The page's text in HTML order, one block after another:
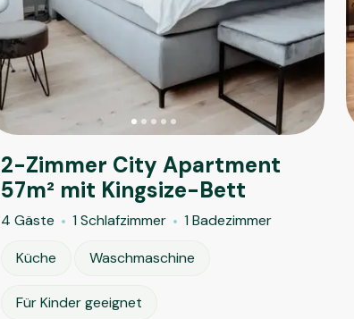
2-Zimmer City Apartment
57m² mit Kingsize-Bett
4 Gäste 1 Schlafzimmer
1 Badezimmer
Küche
Waschmaschine
Für Kinder geeignet